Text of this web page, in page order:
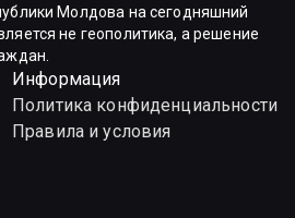
Молдова на сегодняшний
не геополитика, а решение
Информация
Политика конфиденциальности
Правила и условия